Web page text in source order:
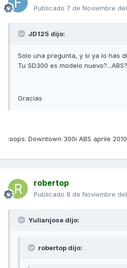
Publicado 7 de Noviembre del
JD125 dijo:
Solo una pregunta, y si ya lo has
Tu SD300 es modelo
Gracias
:oops: Downtown 300i ABS aprile
robertop
Publicado 8 de Noviembre del
Yulianjose dijo:
robertop dijo: